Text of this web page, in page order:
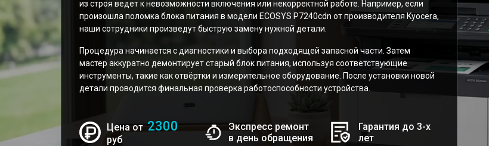
из строя ведет к невозможности включения или некорректной работе. Например, если
произошла поломка блока питания в модели ECOSYS P7240cdn от производителя Kyocera,
наши сотрудники произведут быструю замену нужной детали.
Процедура начинается с диагностики и выбора подходящей запасной части. Затем
мастер аккуратно демонтирует старый блок питания, используя соответствующие
инструменты, такие как отвёртки и измерительное оборудование. После установки новой
детали проводится финальная проверка работоспособности устройства.
Цена от 2300
руб
Экспресс ремонт
в день обращения
Гарантия до 3-х
лет